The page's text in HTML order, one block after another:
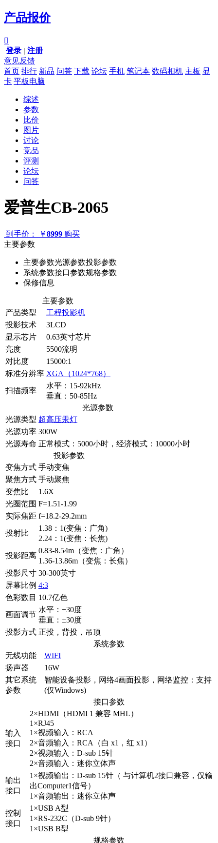
产品报价

登录 | 注册
意见反馈
首页 排行 新品 问答 下载 论坛 手机 笔记本 数码相机 主板 显
卡 平板电脑
综述
参数
比价
图片
讨论
竞品
评测
论坛
问答
爱普生CB-2065
到手价： ￥8999 购买
主要参数
主要参数光源参数投影参数
系统参数接口参数规格参数
保修信息
主要参数
产品类型
工程投影机
投影技术
3LCD
显示芯片
0.63英寸芯片
亮度
5500流明
对比度
15000:1
标准分辨率 XGA（1024*768）
扫描频率
水平：15-92kHz
垂直：50-85Hz
光源参数
光源类型 超高压汞灯
光源功率 300W
光源寿命 正常模式：5000小时，经济模式：10000小时
投影参数
变焦方式 手动变焦
聚焦方式 手动聚焦
变焦比
1.6X
光圈范围 F=1.51-1.99
实际焦距 f=18.2-29.2mm
投射比
1.38：1(变焦：广角)
2.24：1(变焦：长焦)
投影距离
0.83-8.54m（变焦：广角）
1.36-13.86m（变焦：长焦）
投影尺寸 30-300英寸
屏幕比例 4:3
色彩数目 10.7亿色
画面调节
水平：±30度
垂直：±30度
投影方式 正投，背投，吊顶
系统参数
无线功能
WIFI
扬声器
16W
其它系统
参数
智能设备投影，网络4画面投影，网络监控：支持
(仅Windows)
接口参数
输入
接口
2×HDMI（HDMI 1 兼容 MHL）
1×RJ45
1×视频输入：RCA
2×音频输入：RCA（白 x1，红 x1）
2×视频输入：D-sub 15针
2×音频输入：迷你立体声
输出
接口
1×视频输出：D-sub 15针（ 与计算机2接口兼容，仅输
出Computer1信号）
1×音频输出：迷你立体声
控制
接口
1×USB A型
1×RS-232C（D-sub 9针）
1×USB B型
规格参数